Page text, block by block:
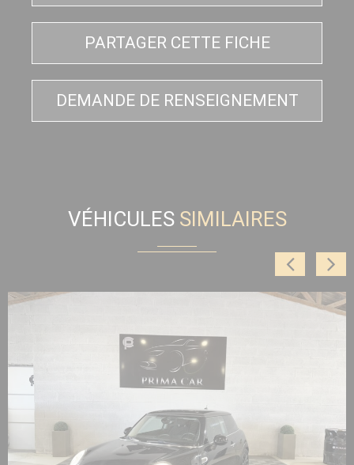
PARTAGER CETTE FICHE
DEMANDE DE RENSEIGNEMENT
VÉHICULES SIMILAIRES